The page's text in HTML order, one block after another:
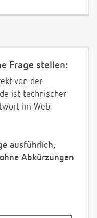
Frage stellen:
von der
ist technischer
im Web
ausführlich,
Abkürzungen